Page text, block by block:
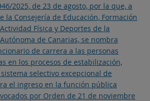
2025, de 23 de agosto, por la que, a
la Consejería de Educación, Formación
Física y Deportes de la
de Canarias, se nombra
de carrera a las personas
en los procesos de estabilización,
selectivo excepcional de
el ingreso en la función pública
por Orden de 21 de noviembre